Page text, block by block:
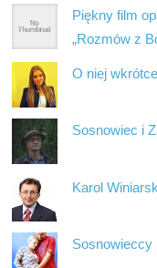
Piękny film
„Rozmów z
O niej
Sosnowiec i
Karol
Sosnowieccy